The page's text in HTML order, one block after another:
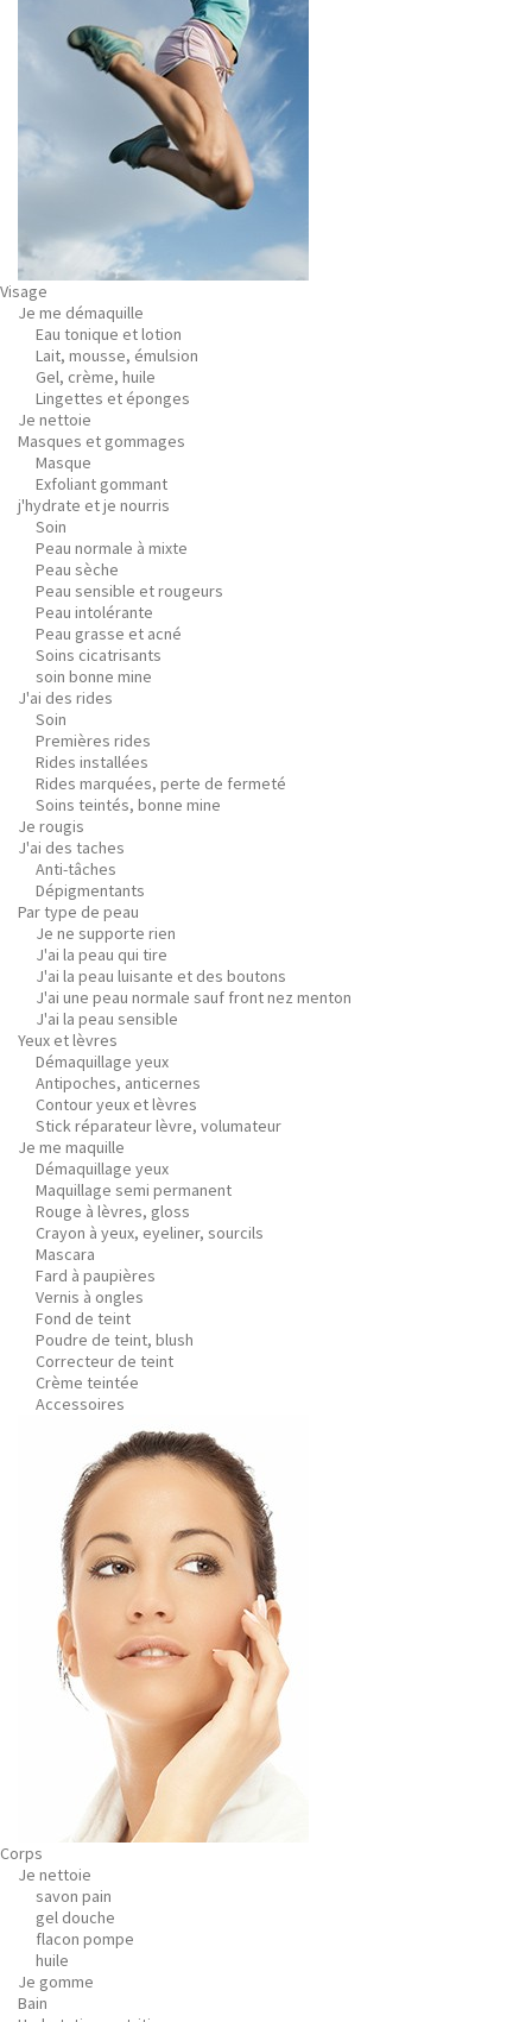
Visage
Je me démaquille
Eau tonique et lotion
Lait, mousse, émulsion
Gel, crème, huile
Lingettes et éponges
Je nettoie
Masques et gommages
Masque
Exfoliant gommant
j'hydrate et je nourris
Soin
Peau normale à mixte
Peau sèche
Peau sensible et rougeurs
Peau intolérante
Peau grasse et acné
Soins cicatrisants
soin bonne mine
J'ai des rides
Soin
Premières rides
Rides installées
Rides marquées, perte de fermeté
Soins teintés, bonne mine
Je rougis
J'ai des taches
Anti-tâches
Dépigmentants
Par type de peau
Je ne supporte rien
J'ai la peau qui tire
J'ai la peau luisante et des boutons
J'ai une peau normale sauf front nez menton
J'ai la peau sensible
Yeux et lèvres
Démaquillage yeux
Antipoches, anticernes
Contour yeux et lèvres
Stick réparateur lèvre, volumateur
Je me maquille
Démaquillage yeux
Maquillage semi permanent
Rouge à lèvres, gloss
Crayon à yeux, eyeliner, sourcils
Mascara
Fard à paupières
Vernis à ongles
Fond de teint
Poudre de teint, blush
Correcteur de teint
Crème teintée
Accessoires
Corps
Je nettoie
savon pain
gel douche
flacon pompe
huile
Je gomme
Bain